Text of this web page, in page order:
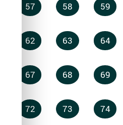
57 58 59
62 63 64
67 68 69
72 73 74